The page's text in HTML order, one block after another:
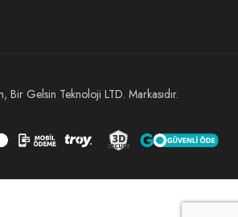
Bir Gelsin Teknoloji LTD. Markasıdır.